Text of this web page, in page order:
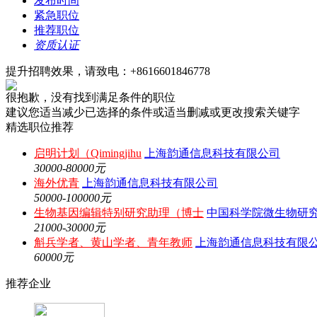
紧急职位
推荐职位
资质认证
提升招聘效果，请致电：+8616601846778
很抱歉，没有找到满足条件的职位
建议您适当减少已选择的条件或适当删减或更改搜索关键字
精选职位推荐
启明计划（Qimingjihu
上海韵通信息科技有限公司
30000-80000元
海外优青
上海韵通信息科技有限公司
50000-100000元
生物基因编辑特别研究助理（博士 中国科学院微生物研
21000-30000元
斛兵学者、黄山学者、青年教师
上海韵通信息科技有限
60000元
推荐企业